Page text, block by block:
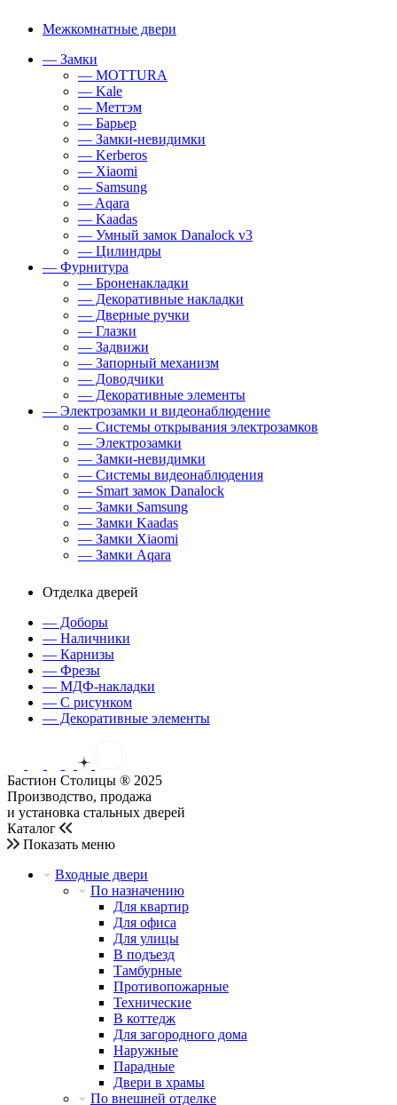
Межкомнатные двери
— Замки
— MOTTURA
— Kale
— Меттэм
— Барьер
— Замки-невидимки
— Kerberos
— Xiaomi
— Samsung
— Aqara
— Kaadas
— Умный замок Danalock v3
— Цилиндры
— Фурнитура
— Броненакладки
— Декоративные накладки
— Дверные ручки
— Глазки
— Задвижи
— Запорный механизм
— Доводчики
— Декоративные элементы
— Электрозамки и видеонаблюдение
— Системы открывания электрозамков
— Электрозамки
— Замки-невидимки
— Системы видеонаблюдения
— Smart замок Danalock
— Замки Samsung
— Замки Kaadas
— Замки Xiaomi
— Замки Aqara
Отделка дверей
— Доборы
— Наличники
— Карнизы
— Фрезы
— МДФ-накладки
— С рисунком
— Декоративные элементы
Бастион Столицы ® 2025
Производство, продажа
и установка стальных дверей
Каталог
Показать меню
Входные двери
По назначению
Для квартир
Для офиса
Для улицы
В подъезд
Тамбурные
Противопожарные
Технические
В коттедж
Для загородного дома
Наружные
Парадные
Двери в храмы
По внешней отделке